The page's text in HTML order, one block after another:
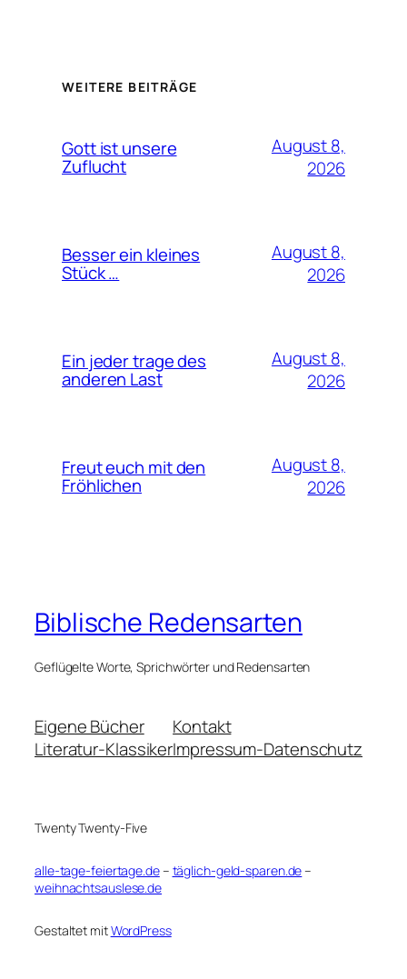
WEITERE BEITRÄGE
Gott ist unsere
Zuflucht
August 8,
2026
Besser ein kleines
Stück …
August 8,
2026
Ein jeder trage des
anderen Last
August 8,
2026
Freut euch mit den
Fröhlichen
August 8,
2026
Biblische Redensarten
Geflügelte Worte, Sprichwörter und Redensarten
Eigene Bücher
Literatur-Klassiker
Kontakt
Impressum-Datenschutz
Twenty Twenty-Five
alle-tage-feiertage.de– täglich-geld-sparen.de–
weihnachtsauslese.de
Gestaltet mitWordPress